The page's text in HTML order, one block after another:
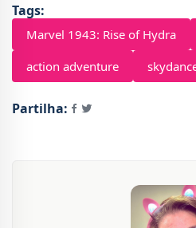
Tags:
Marvel 1943: Rise of Hydra
action adventure
Partilha: